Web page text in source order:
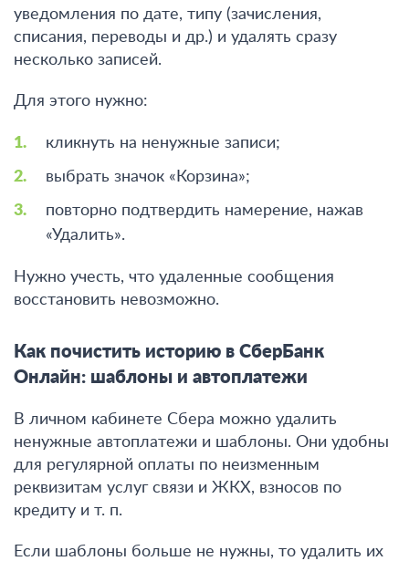
уведомления по дате, типу (зачисления,
списания, переводы и др.) и удалять сразу
несколько записей.
Для этого нужно:
кликнуть на ненужные записи;
выбрать значок «Корзина»;
повторно подтвердить намерение, нажав
«Удалить».
Нужно учесть, что удаленные сообщения
восстановить невозможно.
Как почистить историю в СберБанк
Онлайн: шаблоны и автоплатежи
В личном кабинете Сбера можно удалить
ненужные автоплатежи и шаблоны. Они удобны
для регулярной оплаты по неизменным
реквизитам услуг связи и ЖКХ, взносов по
кредиту и т. п.
Если шаблоны больше не нужны, то удалить их